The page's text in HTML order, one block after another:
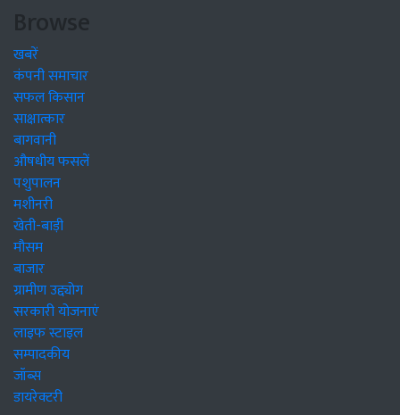
Browse
खबरें
कंपनी समाचार
सफल किसान
साक्षात्कार
बागवानी
औषधीय फसलें
पशुपालन
मशीनरी
खेती-बाड़ी
मौसम
बाजार
ग्रामीण उद्द्योग
सरकारी योजनाएं
लाइफ स्टाइल
सम्पादकीय
जॉब्स
डायरेक्टरी